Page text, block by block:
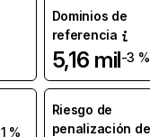
Dominios de
referencia
5,16 mil-3 %
%
Riesgo de
penalización de